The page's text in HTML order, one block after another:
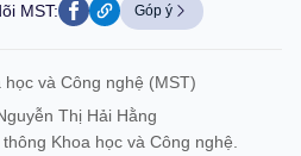
MST: Góp ý
và Công nghệ (MST)
Thị Hải Hằng
Khoa học và Công nghệ.